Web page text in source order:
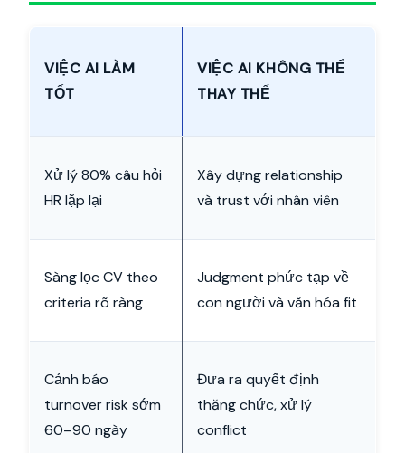
VIỆC AI LÀM
TỐT
VIỆC AI KHÔNG THỂ
THAY THẾ
Xử lý 80% câu hỏi
HR lặp lại
Xây dựng relationship
và trust với nhân viên
Sàng lọc CV theo
criteria rõ ràng
Judgment phức tạp về
con người và văn hóa fit
Cảnh báo
turnover risk sớm
60–90 ngày
Đưa ra quyết định
thăng chức, xử lý
conflict